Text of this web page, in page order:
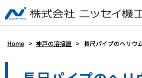
Home > 神戸の溶接屋 > 長尺パイプのヘリウ